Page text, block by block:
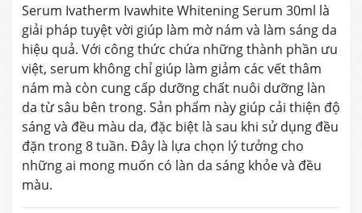
Serum Ivatherm Ivawhite Whitening Serum 30ml là
giải pháp tuyệt vời giúp làm mờ nám và làm sáng da
hiệu quả. Với công thức chứa những thành phần ưu
việt, serum không chỉ giúp làm giảm các vết thâm
nám mà còn cung cấp dưỡng chất nuôi dưỡng làn
da từ sâu bên trong. Sản phẩm này giúp cải thiện độ
sáng và đều màu da, đặc biệt là sau khi sử dụng đều
đặn trong 8 tuần. Đây là lựa chọn lý tưởng cho
những ai mong muốn có làn da sáng khỏe và đều
màu.